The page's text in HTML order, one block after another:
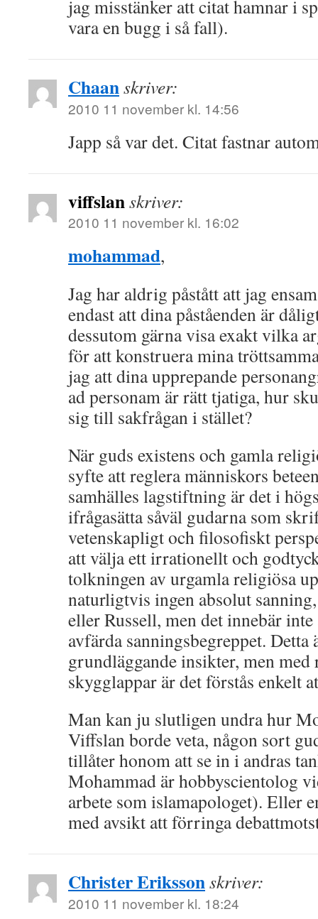
jag misstänker att citat hamnar i
vara en bugg i så fall).
Chaanskriver:
2010 11 november kl. 14:56
Japp så var det. Citat fastnar
viffslanskriver:
2010 11 november kl. 16:02
mohammad,
Jag har aldrig påstått att jag
endast att dina påståenden är
dessutom gärna visa exakt vilka
för att konstruera mina
jag att dina upprepande
ad personam är rätt tjatiga, hur
sig till sakfrågan i stället?
När guds existens och gamla
syfte att reglera människors
samhälles lagstiftning är det i
ifrågasätta såväl gudarna som
vetenskapligt och filosofiskt
att välja ett irrationellt och
tolkningen av urgamla religiösa
naturligtvis ingen absolut
eller Russell, men det innebär
avfärda sanningsbegreppet. Detta
grundläggande insikter, men
skygglappar är det förstås enkelt
Man kan ju slutligen undra hur
Viffslan borde veta, någon sort
tillåter honom att se in i andras
Mohammad är hobbyscientolog
arbete som islamapologet). Eller
med avsikt att förringa
Christer Erikssonskriver:
2010 11 november kl. 18:24